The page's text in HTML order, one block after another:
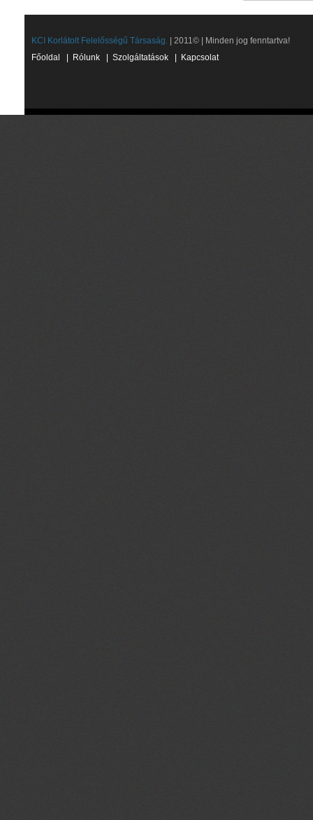
KCI Korlátolt Felelősségű Társaság. | 2011© | Minden jog fenntartva!
Főoldal
Rólunk Szolgáltatások Kapcsolat